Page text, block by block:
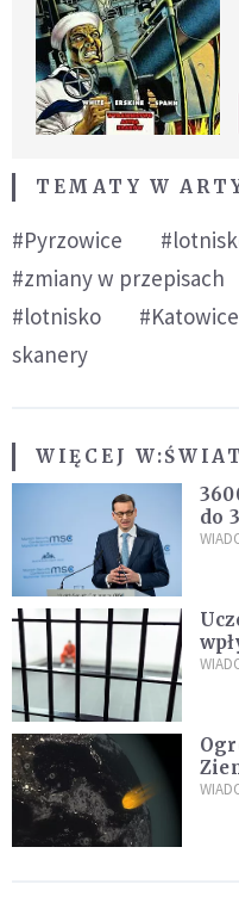
TEMATY W
#Pyrzowice
#zmiany w przepisach
#lotnisko
skanery
WIĘCEJ W:ŚWIAT
do